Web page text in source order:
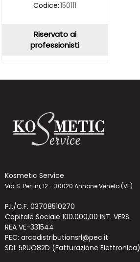
Codice:150111
Riservato ai
professionisti
Kosmetic Service
Via S. Pertini, 12 - 30020 Annone Veneto (VE)
P.I./C.F. 03708510270
Capitale Sociale 100.000,00 INT. VERS.
REA VE-331544
PEC: arcadistributionsrl@pec.it
SDI: 5RUO82D (Fatturazione Elettronica)